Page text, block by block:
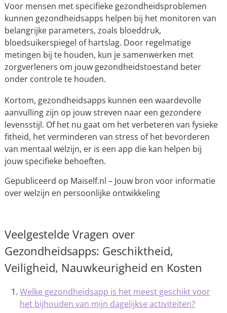
Voor mensen met specifieke gezondheidsproblemen
kunnen gezondheidsapps helpen bij het monitoren van
belangrijke parameters, zoals bloeddruk,
bloedsuikerspiegel of hartslag. Door regelmatige
metingen bij te houden, kun je samenwerken met
zorgverleners om jouw gezondheidstoestand beter
onder controle te houden.
Kortom, gezondheidsapps kunnen een waardevolle
aanvulling zijn op jouw streven naar een gezondere
levensstijl. Of het nu gaat om het verbeteren van fysieke
fitheid, het verminderen van stress of het bevorderen
van mentaal welzijn, er is een app die kan helpen bij
jouw specifieke behoeften.
Gepubliceerd op Maiself.nl – Jouw bron voor informatie
over welzijn en persoonlijke ontwikkeling
Veelgestelde Vragen over
Gezondheidsapps: Geschiktheid,
Veiligheid, Nauwkeurigheid en Kosten
Welke gezondheidsapp is het meest geschikt voor
het bijhouden van mijn dagelijkse activiteiten?